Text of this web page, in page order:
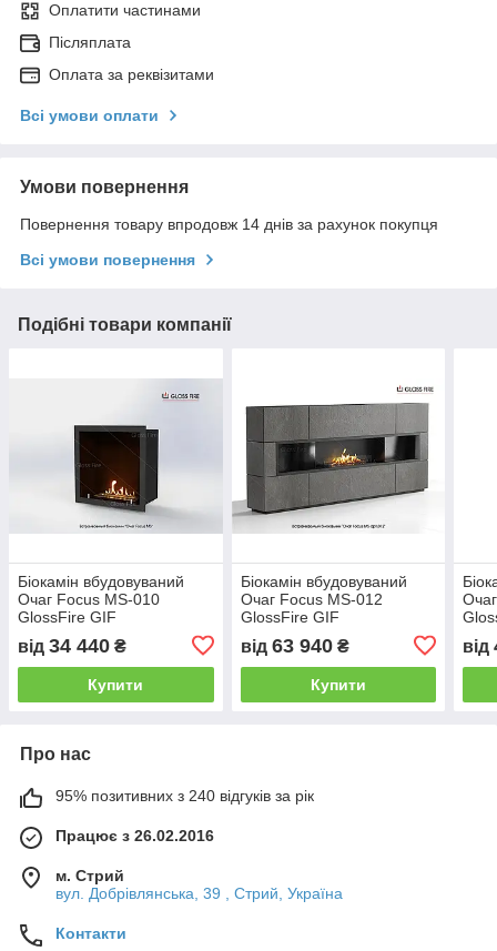
Оплатити частинами
Післяплата
Оплата за реквізитами
Всі умови оплати
Умови повернення
Повернення товару впродовж 14 днів за рахунок покупця
Всі умови повернення
Подібні товари компанії
Біокамін вбудовуваний
Очаг Focus MS-010
GlossFire GIF
від 34 440 ₴
Купити
Біокамін вбудовуваний
Очаг Focus MS-012
GlossFire GIF
від 63 940₴
Купити
від
Про нас
95% позитивних з 240 відгуків за рік
Працює з 26.02.2016
м. Стрий
вул. Добрівлянська, 39 , Стрий, Україна
Контакти